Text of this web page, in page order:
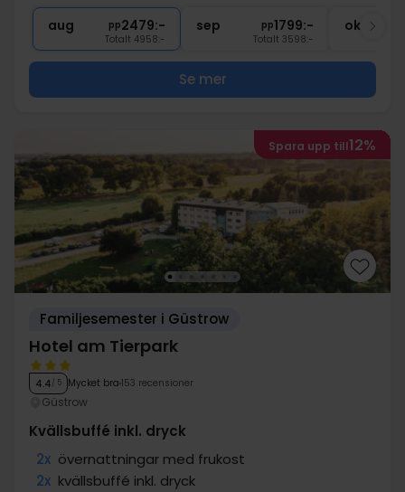
∞ Gratis parkering och internet
aug pp2479:-
Totalt 4958:-
sep pp1799:-
Totalt 3598:-
okt
Se mer
Spara upp till12%
Familjesemester i Güstrow
Hotel am Tierpark
4.4/ 5 Mycket bra 153 recensioner
Güstrow
Kvällsbuffé inkl. dryck
2x övernattningar med frukost
2x kvällsbuffé inkl. dryck